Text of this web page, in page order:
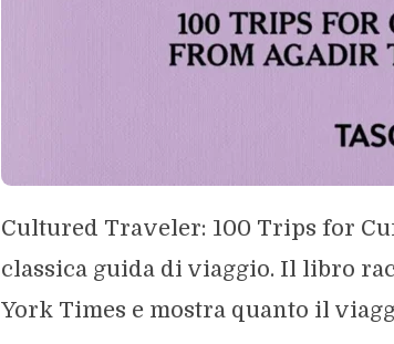
Cultured Traveler: 100 Trips for
classica guida di viaggio. Il libro
York Times e mostra quanto il